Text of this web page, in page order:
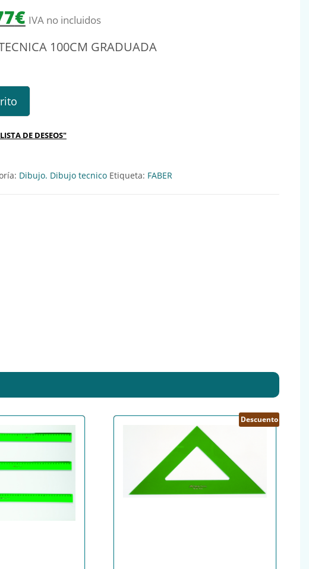
original era: 18,30€.
€El precio actual es: 16,77€.
IVA no incluidos
100CM GRADUADA
100CM GRADUADA Ref:640620 cantidad
DE DESEOS"
Dibujo. Dibujo tecnico Etiqueta: FABER
Descuento